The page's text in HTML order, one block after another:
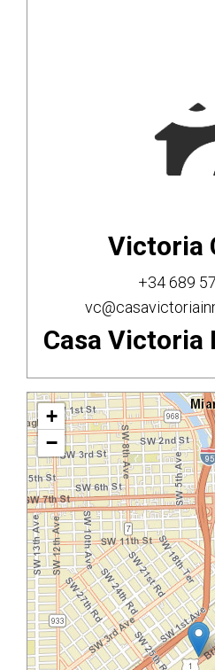
Victoria
+34 689
Casa
+
−